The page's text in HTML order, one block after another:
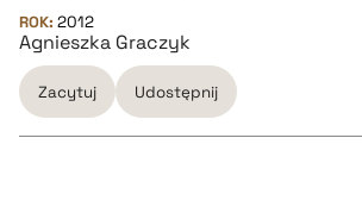
ROK: 2012
Agnieszka Graczyk
Zacytuj Udostępnij